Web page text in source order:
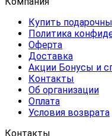
Купить
Политика
Оферта
Доставка
Акции Бонусы и
Контакты
Об организации
Оплата
Условия возврата
Контакты